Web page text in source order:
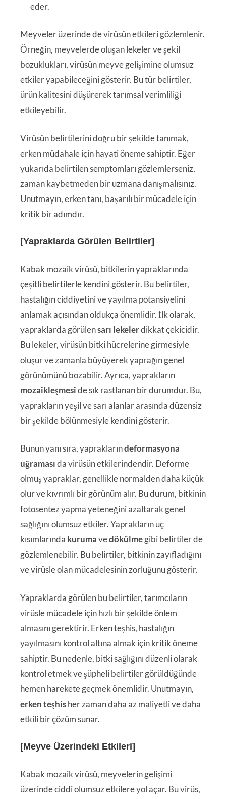
eder.
Meyveler üzerinde de virüsün etkileri gözlemlenir.
Örneğin, meyvelerde oluşan lekeler ve şekil
bozuklukları, virüsün meyve gelişimine olumsuz
etkiler yapabileceğini gösterir. Bu tür belirtiler,
ürün kalitesini düşürerek tarımsal verimliliği
etkileyebilir.
Virüsün belirtilerini doğru bir şekilde tanımak,
erken müdahale için hayati öneme sahiptir. Eğer
yukarıda belirtilen semptomları gözlemlerseniz,
zaman kaybetmeden bir uzmana danışmalısınız.
Unutmayın, erken tanı, başarılı bir mücadele için
kritik bir adımdır.
[Yapraklarda Görülen Belirtiler]
Kabak mozaik virüsü, bitkilerin yapraklarında
çeşitli belirtilerle kendini gösterir. Bu belirtiler,
hastalığın ciddiyetini ve yayılma potansiyelini
anlamak açısından oldukça önemlidir. İlk olarak,
yapraklarda görülensarı lekelerdikkat çekicidir.
Bu lekeler, virüsün bitki hücrelerine girmesiyle
oluşur ve zamanla büyüyerek yaprağın genel
görünümünü bozabilir. Ayrıca, yaprakların
mozaikleşmeside sık rastlanan bir durumdur. Bu,
yaprakların yeşil ve sarı alanlar arasında düzensiz
bir şekilde bölünmesiyle kendini gösterir.
Bunun yanı sıra, yapraklarındeformasyona
uğramasıda virüsün etkilerindendir. Deforme
olmuş yapraklar, genellikle normalden daha küçük
olur ve kıvrımlı bir görünüm alır. Bu durum, bitkinin
fotosentez yapma yeteneğini azaltarak genel
sağlığını olumsuz etkiler. Yaprakların uç
kısımlarında kurumavedökülmegibi belirtiler de
gözlemlenebilir. Bu belirtiler, bitkinin zayıfladığını
ve virüsle olan mücadelesinin zorluğunu gösterir.
Yapraklarda görülen bu belirtiler, tarımcıların
virüsle mücadele için hızlı bir şekilde önlem
almasını gerektirir. Erken teşhis, hastalığın
yayılmasını kontrol altına almak için kritik öneme
sahiptir. Bu nedenle, bitki sağlığını düzenli olarak
kontrol etmek ve şüpheli belirtiler görüldüğünde
hemen harekete geçmek önemlidir. Unutmayın,
erken teşhisher zaman daha az maliyetli ve daha
etkili bir çözüm sunar.
[Meyve Üzerindeki Etkileri]
Kabak mozaik virüsü, meyvelerin gelişimi
üzerinde ciddi olumsuz etkilere yol açar. Bu virüs,